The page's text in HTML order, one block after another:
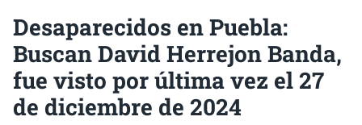
Desaparecidos en Puebla:
Buscan David Herrejon Banda,
fue visto por última vez el 27
de diciembre de 2024